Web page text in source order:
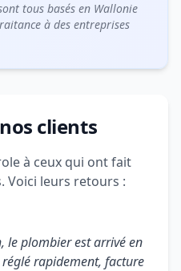
tous basés en Wallonie
à des entreprises
clients
à ceux qui ont fait
Voici leurs retours :
le plombier est arrivé en
rapidement, facture